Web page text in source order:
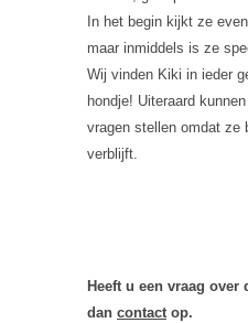
In het begin kijkt ze
maar inmiddels is ze
Wij vinden Kiki in ieder
hondje! Uiteraard
vragen stellen omdat ze
verblijft.
Heeft u een vraag over
dan contactop.